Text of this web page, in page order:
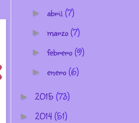
► abril(7)
► marzo(7)
► febrero(9)
► enero(6)
► 2015(73)
► 2014(51)